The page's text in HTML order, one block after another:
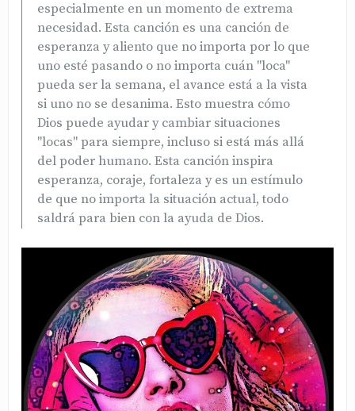
especialmente en un momento de extrema
necesidad. Esta canción es una canción de
esperanza y aliento que no importa por lo que
uno esté pasando o no importa cuán "loca"
pueda ser la semana, el avance está a la vista
si uno no se desanima. Esto muestra cómo
Dios puede ayudar y cambiar situaciones
"locas" para siempre, incluso si está más allá
del poder humano. Esta canción inspira
esperanza, coraje, fortaleza y es un estímulo
de que no importa la situación actual, todo
saldrá para bien con la ayuda de Dios.